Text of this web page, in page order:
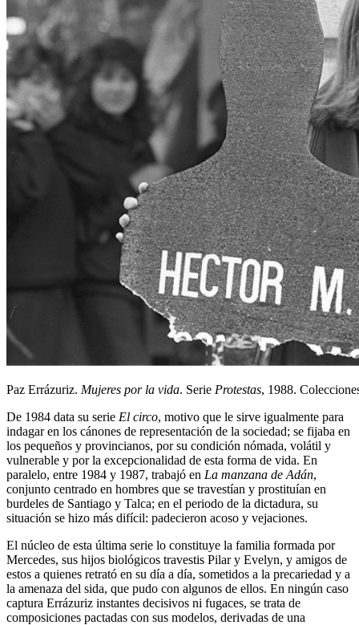
Paz Errázuriz. Mujeres por la vida. Serie Protestas, 1988.
De 1984 data su serie El circo, motivo que le sirve igualmente para
indagar en los cánones de representación de la sociedad; se fijaba en
los pequeños y provincianos, por su condición nómada, volátil y
vulnerable y por la excepcionalidad de esta forma de vida. En
paralelo, entre 1984 y 1987, trabajó en La manzana de Adán,
conjunto centrado en hombres que se travestían y prostituían en
burdeles de Santiago y Talca; en el periodo de la dictadura, su
situación se hizo más difícil: padecieron acoso y vejaciones.
El núcleo de esta última serie lo constituye la familia formada por
Mercedes, sus hijos biológicos travestis Pilar y Evelyn, y amigos de
estos a quienes retrató en su día a día, sometidos a la precariedad y a
la amenaza del sida, que pudo con algunos de ellos. En ningún caso
captura Errázuriz instantes decisivos ni fugaces, se trata de
composiciones pactadas con sus modelos, derivadas de una